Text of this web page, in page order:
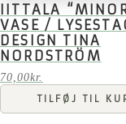
IITTALA
VASE /
DESIGN TINA
NORDSTRÖM
70,00kr.
TILFØJ TIL